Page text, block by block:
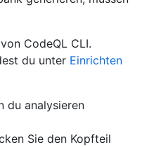
CodeQL CLI.
du unter Einrichten
du analysieren
Sie den Kopfteil